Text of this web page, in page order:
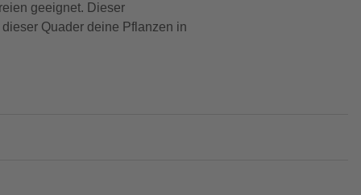
geeignet. Dieser
Quader deine Pflanzen in